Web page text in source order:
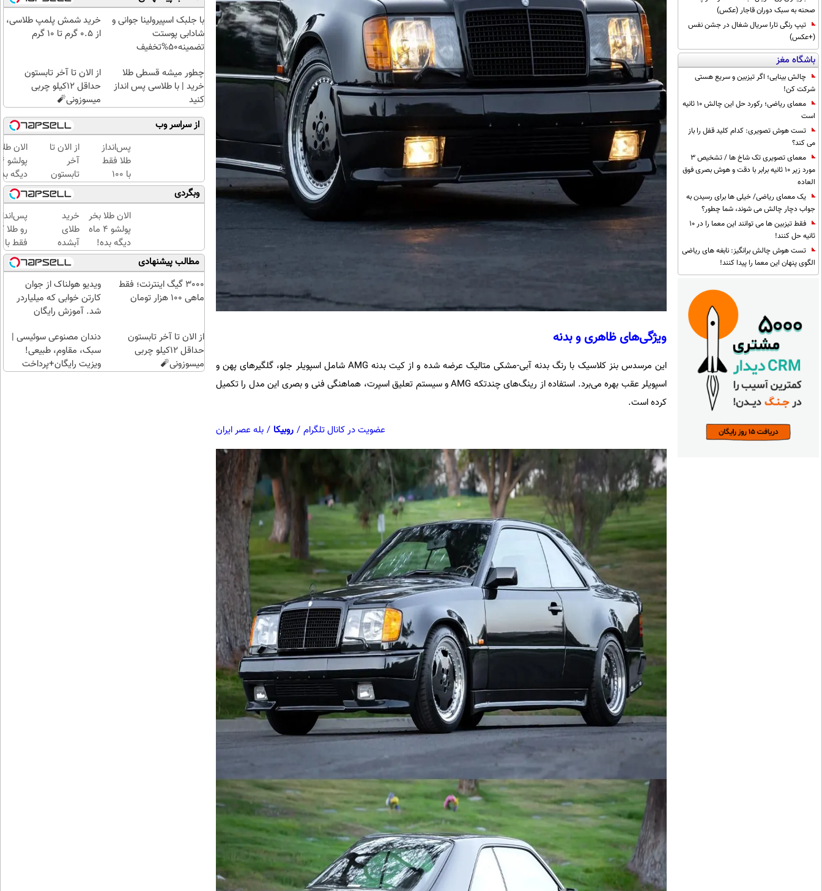
صحنه به سبک دوران قاجار (عکس)
تیپ رنگی تارا سریال شغال در جشن نفس
(+عکس)
باشگاه مغز
چالش بینایی؛ اگر تیزبین و سریع هستی
شرکت کن!
معمای ریاضی؛ رکورد حل این چالش 10 ثانیه
است
تست هوش تصویری: کدام کلید قفل را باز
می کند؟
معمای تصویری تک شاخ ها / تشخیص 3
مورد زیر 10 ثانیه برابر با دقت و هوش بصری فوق
العاده
یک معمای ریاضی/ خیلی ها برای رسیدن به
جواب دچار چالش می شوند، شما چطور؟
فقط تیزبین ها می توانند این معما را در 10
ثانیه حل کنند!
تست هوش چالش برانگیز: نابغه های ریاضی
الگوی پنهان این معما را پیدا کنند!
ویژگی‌های ظاهری و بدنه
این مرسدس بنز کلاسیک با رنگ بدنه آبی-مشکی متالیک عرضه شده و از کیت بدنه AMG شامل اسپویلر جلو، گلگیرهای پهن و
اسپویلر عقب بهره می‌برد. استفاده از رینگ‌های چندتکه AMG و سیستم تعلیق اسپرت، هماهنگی فنی و بصری این مدل را تکمیل
کرده است.
عضویت در کانال تلگرام / روبیکا / بله عصر ایران
با جلبک اسپیرولینا جوانی و
شادابی پوستت
تضمینه50%تخفیف
خرید شمش پلمپ طلاسی،
از ۰.۵ گرم تا ۱۰ گرم
چطور میشه قسطی طلا
خرید | با طلاسی پس انداز
کنید
از الان تا آخر تابستون
حداقل 12کیلو چربی
میسوزونی🧨
از سراسر وب
پس‌انداز
طلا فقط
با ۱۰۰
هزارتومان
(امن و
راحت)
از الان تا
آخر
تابستون
حداقل
12کیلو
چربی
میسوزونی
🧨
الان
دیگه
طلا با
بی‌بهره
وبگردی
الان طلا بخر
پولشو 4 ماه
دیگه بده!
سرمایه‌گذاری
طلا با اقساط
بی‌بهره
خرید
طلای
آبشده
حتی با
۱۰۰هزارتومان
رو طلا
فقط با
کلیک با
مبلغ...
مطالب پیشنهادی
3000 گیگ اینترنت؛ فقط
ماهی 100 هزار تومان
ویدیو هولناک از جوان
کارتن خوابی که میلیاردر
شد. آموزش رایگان
از الان تا آخر تابستون
حداقل 12کیلو چربی
میسوزونی🧨
دندان مصنوعی سوئیسی |
سبک، مقاوم، طبیعی!
ویزیت رایگان+پرداخت